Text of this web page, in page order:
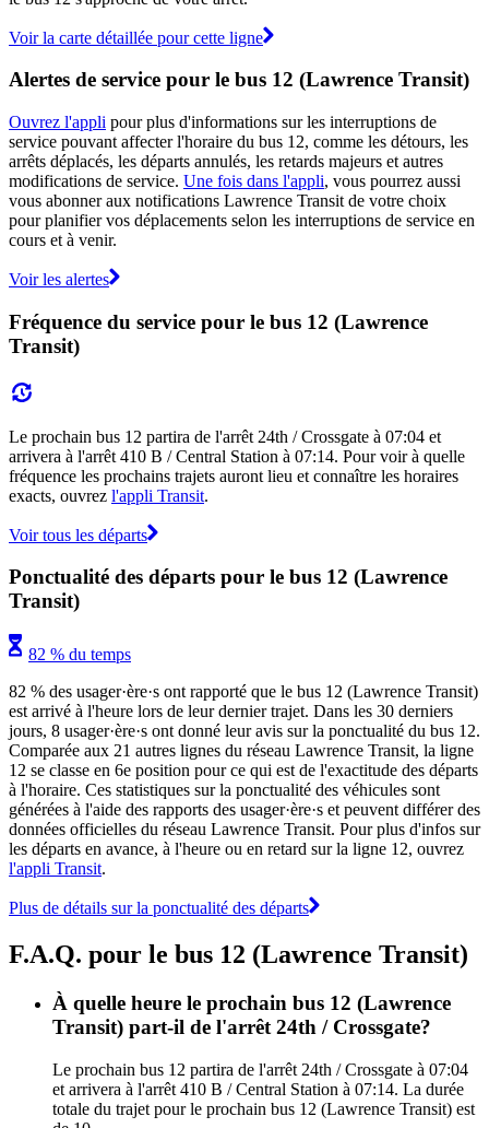
Voir la carte détaillée pour cette ligne
Alertes de service pour le bus 12 (Lawrence Transit)
Ouvrez l'appli pour plus d'informations sur les interruptions de
service pouvant affecter l'horaire du bus 12, comme les détours, les
arrêts déplacés, les départs annulés, les retards majeurs et autres
modifications de service. Une fois dans l'appli, vous pourrez aussi
vous abonner aux notifications Lawrence Transit de votre choix
pour planifier vos déplacements selon les interruptions de service en
cours et à venir.
Voir les alertes
Fréquence du service pour le bus 12 (Lawrence
Transit)
Le prochain bus 12 partira de l'arrêt 24th / Crossgate à 07:04 et
arrivera à l'arrêt 410 B / Central Station à 07:14. Pour voir à quelle
fréquence les prochains trajets auront lieu et connaître les horaires
exacts, ouvrez l'appli Transit.
Voir tous les départs
Ponctualité des départs pour le bus 12 (Lawrence
Transit)
82 % du temps
82 % des usager·ère·s ont rapporté que le bus 12 (Lawrence Transit)
est arrivé à l'heure lors de leur dernier trajet. Dans les 30 derniers
jours, 8 usager·ère·s ont donné leur avis sur la ponctualité du bus 12.
Comparée aux 21 autres lignes du réseau Lawrence Transit, la ligne
12 se classe en 6e position pour ce qui est de l'exactitude des départs
à l'horaire. Ces statistiques sur la ponctualité des véhicules sont
générées à l'aide des rapports des usager·ère·s et peuvent différer des
données officielles du réseau Lawrence Transit. Pour plus d'infos sur
les départs en avance, à l'heure ou en retard sur la ligne 12, ouvrez
l'appli Transit.
Plus de détails sur la ponctualité des départs
F.A.Q. pour le bus 12 (Lawrence Transit)
À quelle heure le prochain bus 12 (Lawrence
Transit) part-il de l'arrêt 24th / Crossgate?
Le prochain bus 12 partira de l'arrêt 24th / Crossgate à 07:04
et arrivera à l'arrêt 410 B / Central Station à 07:14. La durée
totale du trajet pour le prochain bus 12 (Lawrence Transit) est